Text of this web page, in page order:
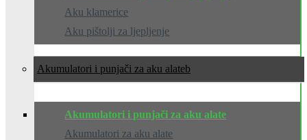
Aku klamerice
Aku pištolji za ljepljenje
Akumulatori i punjači za aku alate
Akumulatori i punjači za aku alate
Akumulatori za aku alate